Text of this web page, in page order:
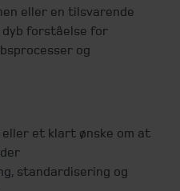
eller en tilsvarende
dyb forståelse for
og
et klart ønske om at
standardisering og